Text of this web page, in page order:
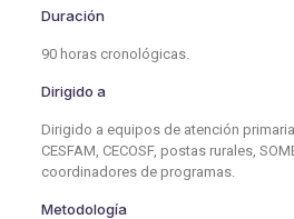
Duración
90 horas cronológicas.
Dirigido a
Dirigido a equipos de atención
CESFAM, CECOSF, postas rurales,
coordinadores de programas.
Metodología